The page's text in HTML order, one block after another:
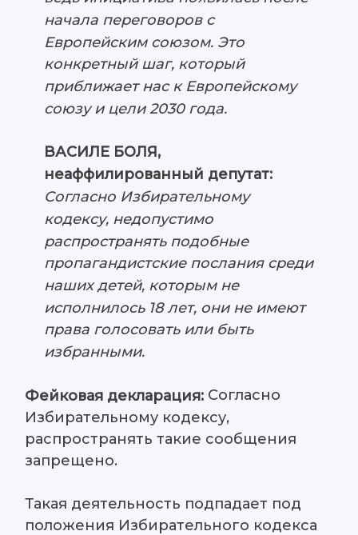
начала переговоров с
Европейским союзом. Это
конкретный шаг, который
приближает нас к Европейскому
союзу и цели 2030 года.
ВАСИЛЕ БОЛЯ,
неаффилированный депутат:
Согласно Избирательному
кодексу, недопустимо
распространять подобные
пропагандистские послания среди
наших детей, которым не
исполнилось 18 лет, они не имеют
права голосовать или быть
избранными.
Фейковая декларация: Согласно
Избирательному кодексу,
распространять такие сообщения
запрещено.
Такая деятельность подпадает под
положения Избирательного кодекса